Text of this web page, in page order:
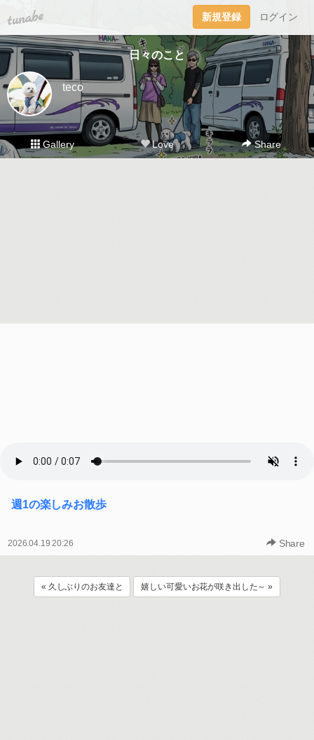
tuna.be 新規登録 ログイン
日々のこと
teco
Gallery Love Share
週1の楽しみお散歩
2026.04.19 20:26 Share
« 久しぶりのお友達と 嬉しい可愛いお花が咲き出した～ »